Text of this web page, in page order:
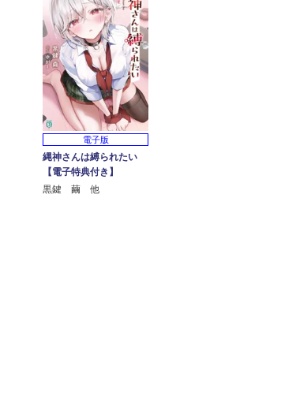
電子版
縄神さんは縛られたい
【電子特典付き】
黒鍵 繭 他